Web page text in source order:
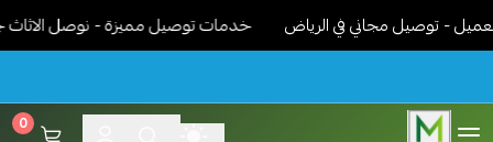
- توصيل مجاني في الرياض خدمات توصيل مميزة - نوصل الاثاث
0